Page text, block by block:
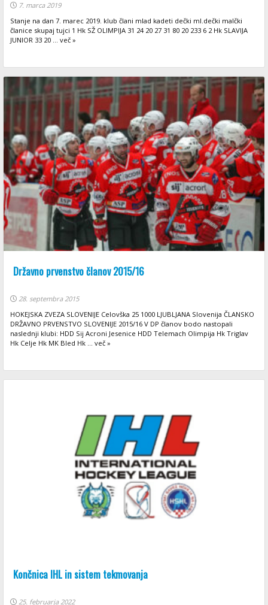
7. marca 2019
Stanje na dan 7. marec 2019. klub člani mlad kadeti dečki ml.dečki malčki
članice skupaj tujci 1 Hk SŽ OLIMPIJA 31 24 20 27 31 80 20 233 6 2 Hk SLAVIJA
JUNIOR 33 20 ... več »
Državno prvenstvo članov 2015/16
28. septembra 2015
HOKEJSKA ZVEZA SLOVENIJE Celovška 25 1000 LJUBLJANA Slovenija ČLANSKO
DRŽAVNO PRVENSTVO SLOVENIJE 2015/16 V DP članov bodo nastopali
naslednji klubi: HDD Sij Acroni Jesenice HDD Telemach Olimpija Hk Triglav
Hk Celje Hk MK Bled Hk ... več »
Končnica IHL in sistem tekmovanja
25. februarja 2022